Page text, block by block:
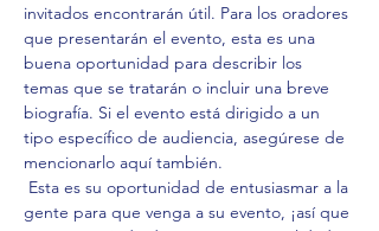
invitados encontrarán útil. Para los oradores
que presentarán el evento, esta es una
buena oportunidad para describir los
temas que se tratarán o incluir una breve
biografía. Si el evento está dirigido a un
tipo específico de audiencia, asegúrese de
mencionarlo aquí también.
gente para que venga a su evento, ¡así que